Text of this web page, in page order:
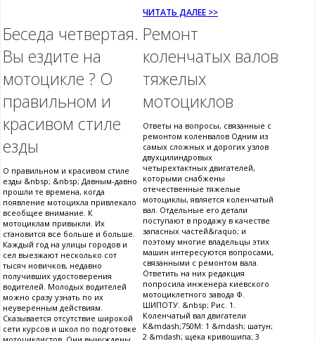
ЧИТАТЬ ДАЛЕЕ >>
Беседа четвертая.
Вы ездите на
мотоцикле ? О
правильном и
красивом стиле
езды
О правильном и красивом стиле
езды &nbsp; &nbsp; Давным-давно
прошли те времена, когда
появление мотоцикла привлекало
всеобщее внимание. К
мотоциклам привыкли. Их
становится все больше и больше.
Каждый год на улицы городов и
сел выезжают несколько сот
тысяч новичков, недавно
получивших удостоверения
водителей. Молодых водителей
можно сразу узнать по их
неуверенным действиям.
Сказывается отсутствие широкой
сети курсов и школ по подготовке
Ремонт
коленчатых валов
тяжелых
мотоциклов
Ответы на вопросы, связанные с
ремонтом коленвалов Одним из
самых сложных и дорогих узлов
двухцилиндровых
четырехтактных двигателей,
которыми снабжены
отечественные тяжелые
мотоциклы, является коленчатый
вал. Отдельные его детали
поступают в продажу в качестве
запасных частей&raquo; и
поэтому многие владельцы этих
машин интересуются вопросами,
связанными с ремонтом вала.
Ответить на них редакция
попросила инженера киевского
мотоциклетного завода Ф.
ШИПОТУ. &nbsp; Рис. 1.
Коленчатый вал двигатели
К&mdash;750М: 1 &mdash; шатун;
2 &mdash; щека кривошипа; 3